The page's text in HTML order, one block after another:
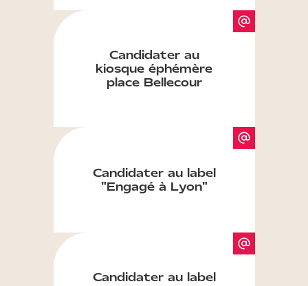
Candidater au
kiosque éphémère
place Bellecour
Candidater au label
"Engagé à Lyon"
Candidater au label